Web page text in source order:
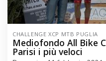
CHALLENGE XCP MTB PUGLIA
Mediofondo All Bike
Parisi i più veloci